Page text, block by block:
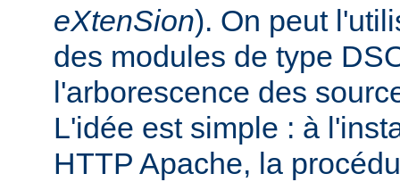
eXtenSion). On peut
des modules de type
l'arborescence des
L'idée est simple : à
HTTP Apache, la